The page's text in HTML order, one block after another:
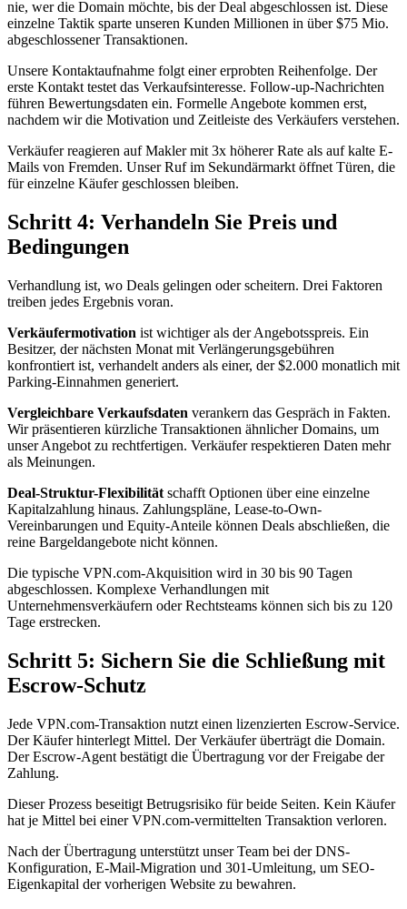
nie, wer die Domain möchte, bis der Deal abgeschlossen ist. Diese
einzelne Taktik sparte unseren Kunden Millionen in über $75 Mio.
abgeschlossener Transaktionen.
Unsere Kontaktaufnahme folgt einer erprobten Reihenfolge. Der
erste Kontakt testet das Verkaufsinteresse. Follow-up-Nachrichten
führen Bewertungsdaten ein. Formelle Angebote kommen erst,
nachdem wir die Motivation und Zeitleiste des Verkäufers verstehen.
Verkäufer reagieren auf Makler mit 3x höherer Rate als auf kalte E-
Mails von Fremden. Unser Ruf im Sekundärmarkt öffnet Türen, die
für einzelne Käufer geschlossen bleiben.
Schritt 4: Verhandeln Sie Preis und
Bedingungen
Verhandlung ist, wo Deals gelingen oder scheitern. Drei Faktoren
treiben jedes Ergebnis voran.
Verkäufermotivation ist wichtiger als der Angebotsspreis. Ein
Besitzer, der nächsten Monat mit Verlängerungsgebühren
konfrontiert ist, verhandelt anders als einer, der $2.000 monatlich mit
Parking-Einnahmen generiert.
Vergleichbare Verkaufsdaten verankern das Gespräch in Fakten.
Wir präsentieren kürzliche Transaktionen ähnlicher Domains, um
unser Angebot zu rechtfertigen. Verkäufer respektieren Daten mehr
als Meinungen.
Deal-Struktur-Flexibilität schafft Optionen über eine einzelne
Kapitalzahlung hinaus. Zahlungspläne, Lease-to-Own-
Vereinbarungen und Equity-Anteile können Deals abschließen, die
reine Bargeldangebote nicht können.
Die typische VPN.com-Akquisition wird in 30 bis 90 Tagen
abgeschlossen. Komplexe Verhandlungen mit
Unternehmensverkäufern oder Rechtsteams können sich bis zu 120
Tage erstrecken.
Schritt 5: Sichern Sie die Schließung mit
Escrow-Schutz
Jede VPN.com-Transaktion nutzt einen lizenzierten Escrow-Service.
Der Käufer hinterlegt Mittel. Der Verkäufer überträgt die Domain.
Der Escrow-Agent bestätigt die Übertragung vor der Freigabe der
Zahlung.
Dieser Prozess beseitigt Betrugsrisiko für beide Seiten. Kein Käufer
hat je Mittel bei einer VPN.com-vermittelten Transaktion verloren.
Nach der Übertragung unterstützt unser Team bei der DNS-
Konfiguration, E-Mail-Migration und 301-Umleitung, um SEO-
Eigenkapital der vorherigen Website zu bewahren.